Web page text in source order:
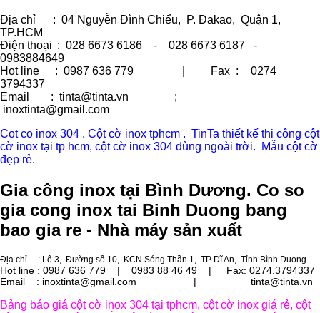
Địa chỉ
: 04 Nguyễn Đình Chiểu, P. Đakao, Quận 1,
TP.HCM
Điện thoại : 028 6673 6186 - 028 6673 6187 -
0983884649
Hot line
: 0987 636 779 | Fax :
0274
3794337
Email
: tinta@tinta.vn ;
inoxtinta@gmail.com
Cot co inox 304 . Cột cờ inox tphcm . TinTa thiết kế thi công cột
cờ inox tại tp hcm, cột cờ inox 304 dùng ngoài trời. Mẫu cột cờ
đẹp rẻ.
Gia công inox tại Bình Dương. Co so
gia cong inox tai Binh Duong bang
bao gia re - Nhà máy sản xuất
Địa chỉ : Lô 3, Đường số 10, KCN Sóng Thần 1, TP Dĩ An, Tỉnh Bình Duong.
Hot line : 0987 636 779 | 0983 88 46 49 |
Fax: 0274.3794337
Email : inoxtinta@gmail.com | tinta@tinta.vn
Bảng báo giá cột cờ inox 304 tại tphcm, cột cờ inox giá rẻ, cột